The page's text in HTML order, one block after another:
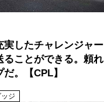
実したチャレンジャー
ることができる。頼れ
。【CPL】
ッジ